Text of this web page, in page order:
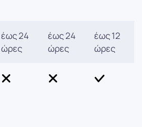
έως 24
ώρες
έως 24
ώρες
έως 12
ώρες